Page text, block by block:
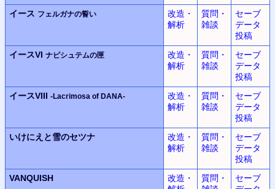
イース フェルガナの誓い
改造・
解析
質問・
雑談
セーブ
データ
投稿
イースVI ナピシュテムの匣
改造・
解析
質問・
雑談
セーブ
データ
投稿
イースVIII -Lacrimosa of DANA-
改造・
解析
質問・
雑談
セーブ
データ
投稿
いけにえと雪のセツナ
改造・
解析
質問・
雑談
セーブ
データ
投稿
VANQUISH
改造・
質問・
セーブ